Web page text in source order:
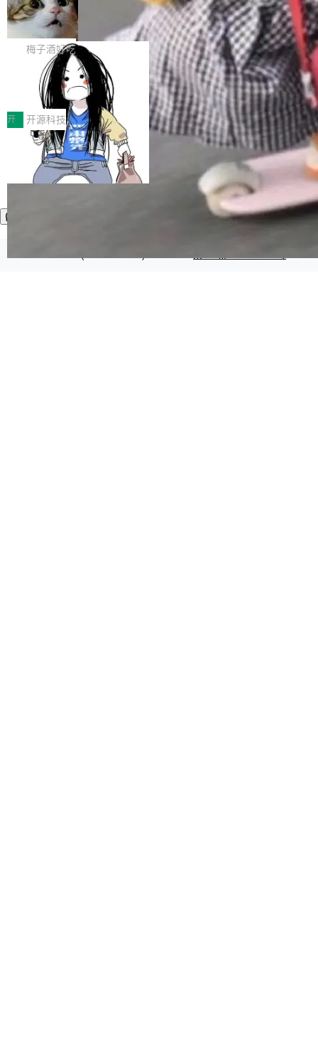
有云模型能够满足快速试用和效率提升的需求。
但对于金融、能源、医疗等对数据安全要求较...
让AI用起来，还要进一步看清混合算力时代下，
Token花在哪里、算力是否被充分利用，以及持
续增长的AI成本该如何优化。 深信服AI算力网关
正是围绕这些实际问题，从Token治理和成本治
理两个方面，让用户的每一份算力都看得清、管
得住、用得稳、省得下、更安全！ 一、从现在开
始，Token使用一目...
ean 在 Google 工作了 27 年后，宣布离职。 他
不是一个人走。一同离开的还有 Sanjay Ghema
wat（Google 员工编号 23，Jeff Dean 二十多
年的编程搭档，MapReduce 和 Bigtable 的共同
作者）、Quoc Le（Google 大脑核心成员，Se
q2Seq 和 DocAI 的共同发明人）以及 Oriol Vin
yals（Gemini 联合负责人，AlphaSta...
🔥 SolonCode v2026.8.4 发布：界面
字体可调、22 种语言、记忆搜索增强
打开终端就能上岗的全中文编码智能体，这一轮
把「看得清、用母语、记得住」三件事一次补
齐。 SolonCode 是什么 SolonCode 是杭州无
耳科技研发的企业级终端编码智能体——一位全
中文驱动的数字员工，自主理解需求、规划步
骤、编写代码。不挑模型、不挑平台，curl 一行
装完即用。 开源地址：Gitee · GitCode · GitHu
b 安装 支持 Java 8+（8~26）、macOS / Linu
x / Windows / Harmony PC。 # macOS / Linu
x / Harmony PC curl -fsSL https://solon.noea
梅子酒好吃
让“代码语义理解”深度释放AI Coding
价值潜能：华为云码道（CodeArts）
代码仓技术解析
一、代码仓深度理解技术的作用与价值 在软件工
程实践中，代码仓是企业核心知识资产的主要载
体。企业级代码仓库通常包含数十万乃至数百万
个文件，其规模远超单次模型调用可承载的上下
文窗口。随着项目规模的持续扩张与代码历史的
不断累积，代码仓中的模块关系、接口契约、业
务逻辑等关键信息往往分散于数十乃至数百个文
件之中，形成高度复杂的知识关联网络。传统的
开 开源科技